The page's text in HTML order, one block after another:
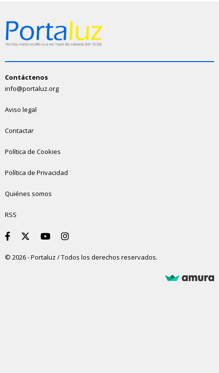
Contáctenos
info@portaluz.org
Aviso legal
Contactar
Política de Cookies
Política de Privacidad
Quiénes somos
RSS
© 2026 - Portaluz / Todos los derechos reservados.